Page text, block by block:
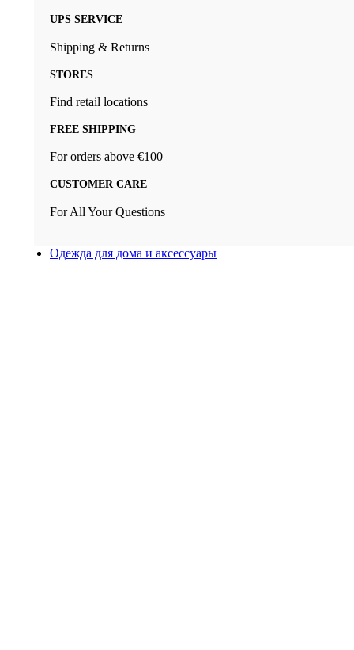
UPS SERVICE
Shipping & Returns
STORES
Find retail locations
FREE SHIPPING
For orders above €100
CUSTOMER CARE
For All Your Questions
Одежда для дома и аксессуары